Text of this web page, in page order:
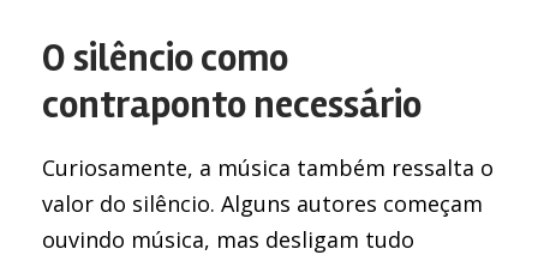
O silêncio como
contraponto necessário
Curiosamente, a música também ressalta o
valor do silêncio. Alguns autores começam
ouvindo música, mas desligam tudo